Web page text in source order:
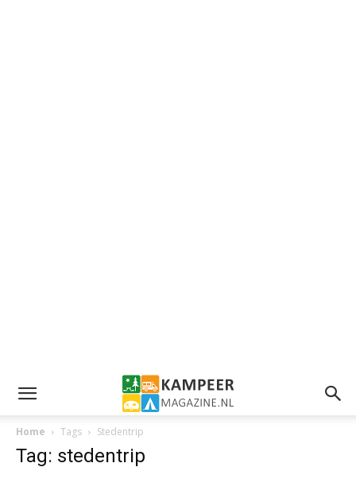
Home Tags Stedentrip
Tag: stedentrip